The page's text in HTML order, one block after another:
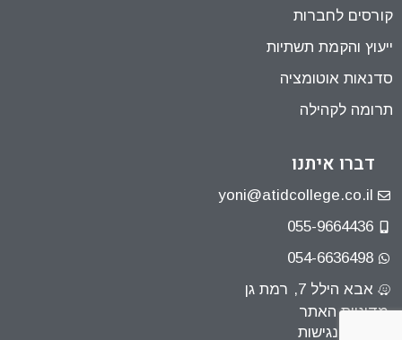
קורסים לחברות
ייעוץ והקמת תשתיות
סדנאות אוטומציה
תרומה לקהילה
דברו איתנו
yoni@atidcollege.co.il
055-9664436
054-6636498
אבא הילל 7, רמת גן
מדיניות האתר
הצהרת נגישות